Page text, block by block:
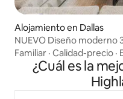
Alojamiento en Dallas
NUEVO Diseño moderno
estacionamiento
Familiar · Calidad-precio ·
¿Cuál es la